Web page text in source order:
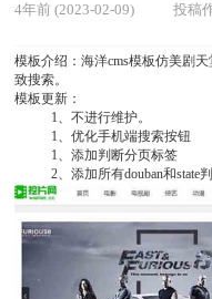
4年前 (2023-02-09) 投稿
模板介绍：海洋cms模板仿美剧
致搜索。
模板更新：
1、不进行维护。
1、优化手机端搜索按钮
1、添加判断分页标签
2、添加所有douban和state